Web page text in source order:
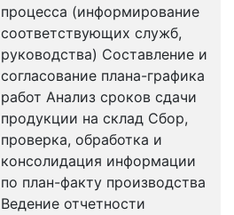
процесса (информирование
соответствующих служб,
руководства) Составление и
согласование плана-графика
работ Анализ сроков сдачи
продукции на склад Сбор,
проверка, обработка и
консолидация информации
по план-факту производства
Ведение отчетности